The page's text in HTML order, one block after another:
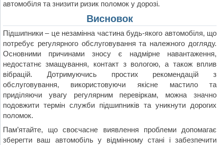
автомобіля та знизити ризик поломок у дорозі.
Висновок
Підшипники – це незамінна частина будь-якого автомобіля, що
потребує регулярного обслуговування та належного догляду.
Основними причинами зносу є надмірне навантаження,
недостатнє змащування, контакт з вологою, а також вплив
вібрацій. Дотримуючись простих рекомендацій з
обслуговування, використовуючи якісне мастило та
приділяючи увагу регулярним перевіркам, можна значно
подовжити термін служби підшипників та уникнути дорогих
поломок.
Пам’ятайте, що своєчасне виявлення проблеми допомагає
зберегти ваш автомобіль у відмінному стані і забезпечити